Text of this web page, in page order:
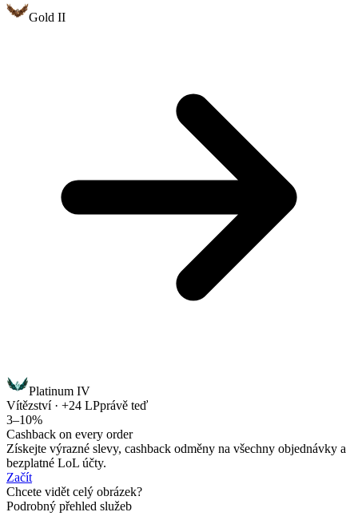
Gold II
Platinum IV
Vítězství · +24 LPprávě teď
3–10%
Cashback on every order
Získejte výrazné slevy, cashback odměny na všechny objednávky a
bezplatné LoL účty.
Začít
Chcete vidět celý obrázek?
Podrobný přehled služeb